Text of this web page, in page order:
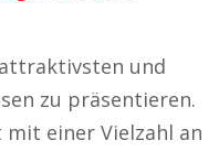
und
zu präsentieren.
einer Vielzahl an